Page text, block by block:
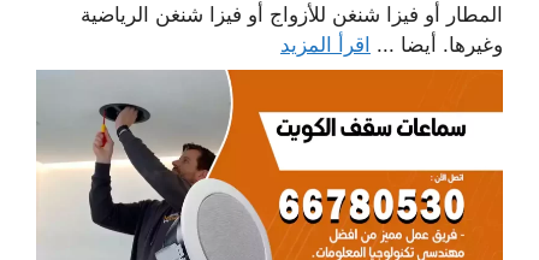
المطار أو فيزا شنغن للأزواج أو فيزا شنغن الرياضية
وغيرها. أيضا ... اقرأ المزيد